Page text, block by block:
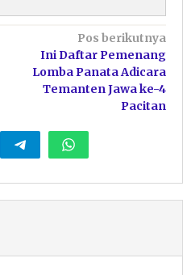
Pos berikutnya
Ini Daftar Pemenang
Lomba Panata Adicara
Temanten Jawa ke-4
Pacitan